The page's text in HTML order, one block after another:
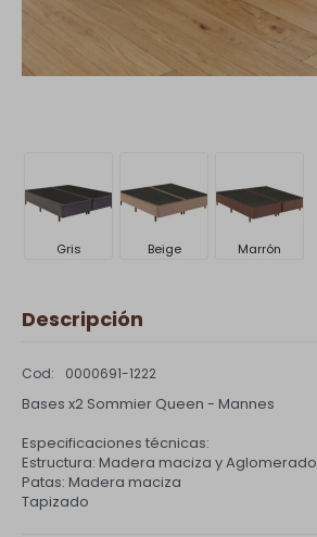
Gris Beige Marrón
Descripción
0000691-1222
Bases x2 Sommier Queen - Mannes
Especificaciones técnicas:
Estructura: Madera maciza y Aglomerado
Patas: Madera maciza
Tapizado